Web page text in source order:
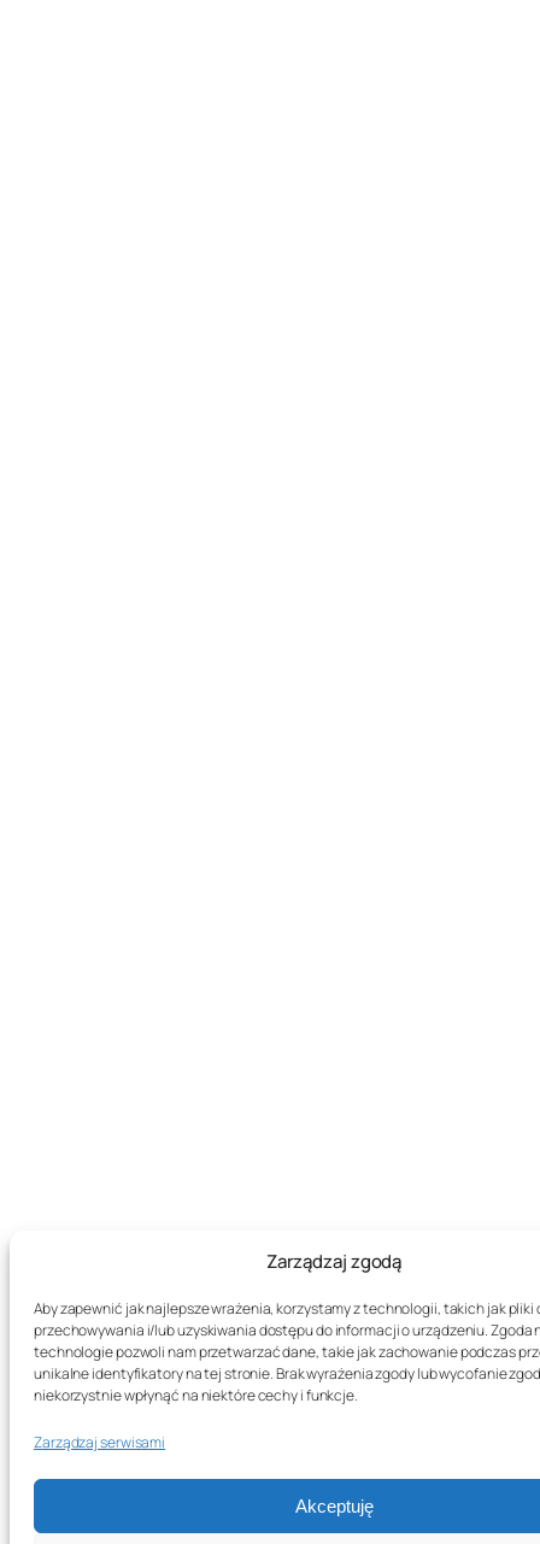
Zarządzaj zgodą
Aby zapewnić jak najlepsze wrażenia, korzystamy z technologii, takich jak pliki
przechowywania i/lub uzyskiwania dostępu do informacji o urządzeniu. Zgoda
technologie pozwoli nam przetwarzać dane, takie jak zachowanie podczas
unikalne identyfikatory na tej stronie. Brak wyrażenia zgody lub wycofanie
niekorzystnie wpłynąć na niektóre cechy i funkcje.
Zarządzaj serwisami
Akceptuję